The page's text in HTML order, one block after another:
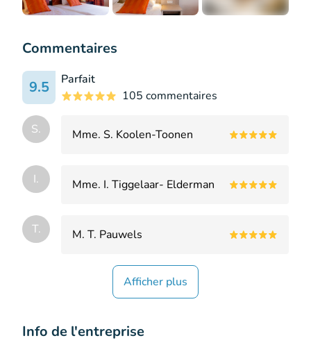
Commentaires
9.5
Parfait
105 commentaires
S. Mme. S. Koolen-Toonen
I. Mme. I. Tiggelaar- Elderman
T. M. T. Pauwels
Afficher plus
Info de l'entreprise